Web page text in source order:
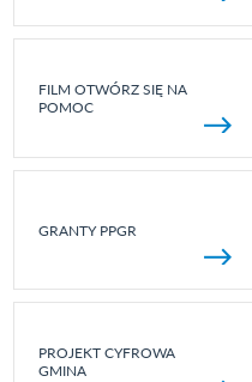
FILM OTWÓRZ SIĘ NA
POMOC
GRANTY PPGR
PROJEKT CYFROWA
GMINA